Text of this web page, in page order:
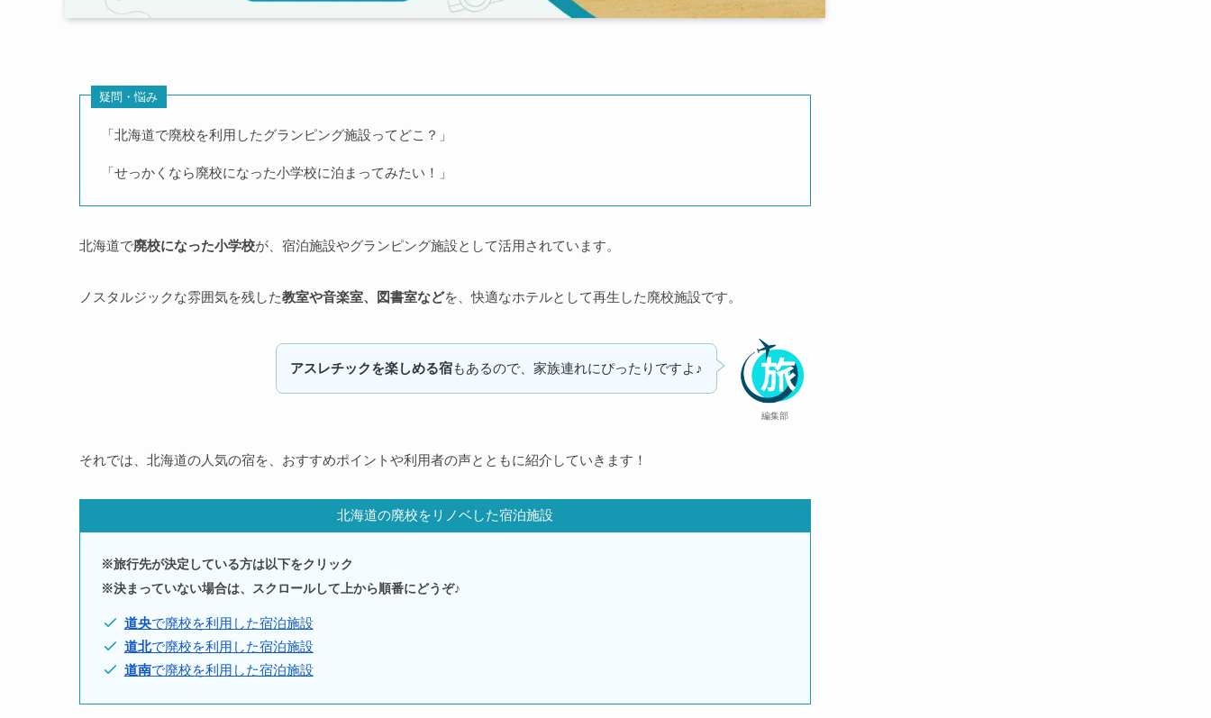
疑問・悩み
「北海道で廃校を利用したグランピング施設ってどこ？」
「せっかくなら廃校になった小学校に泊まってみたい！」
北海道で廃校になった小学校が、宿泊施設やグランピング施設として活用されています。
ノスタルジックな雰囲気を残した教室や音楽室、図書室などを、快適なホテルとして再生した廃校施設です。
編集部
アスレチックを楽しめる宿もあるので、家族連れにぴったりですよ♪
それでは、北海道の人気の宿を、おすすめポイントや利用者の声とともに紹介していきます！
北海道の廃校をリノベした宿泊施設
※旅行先が決定している方は以下をクリック
※決まっていない場合は、スクロールして上から順番にどうぞ♪
道央で廃校を利用した宿泊施設
道北で廃校を利用した宿泊施設
道南で廃校を利用した宿泊施設